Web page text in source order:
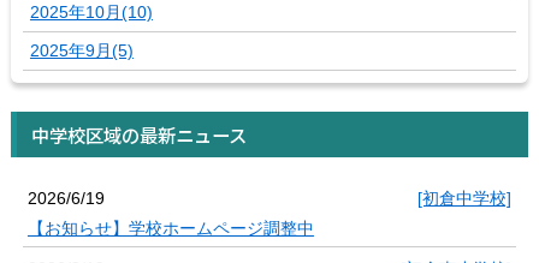
2025年10月(10)
2025年9月(5)
中学校区域の最新ニュース
2026/6/19
[初倉中学校]
【お知らせ】学校ホームページ調整中